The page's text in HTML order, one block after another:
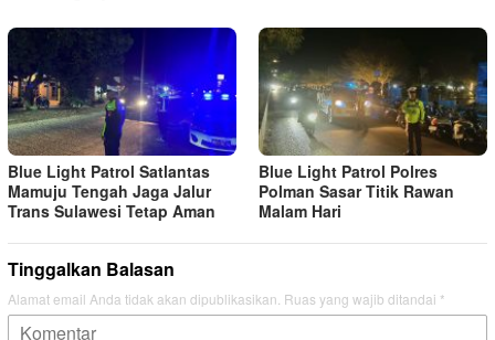
Blue Light Patrol Satlantas
Mamuju Tengah Jaga Jalur
Trans Sulawesi Tetap Aman
Blue Light Patrol Polres
Polman Sasar Titik Rawan
Malam Hari
Tinggalkan Balasan
Alamat email Anda tidak akan dipublikasikan. Ruas yang wajib ditandai *